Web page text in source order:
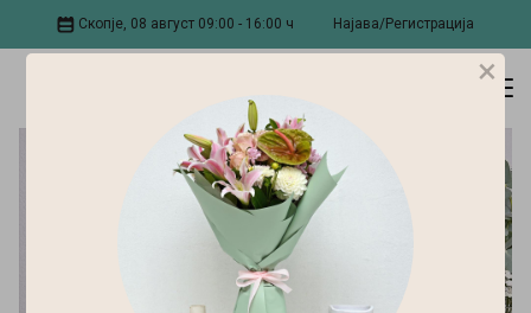
Скопје, 08 август 09:00 - 16:00 ч Најава/Регистрација
×